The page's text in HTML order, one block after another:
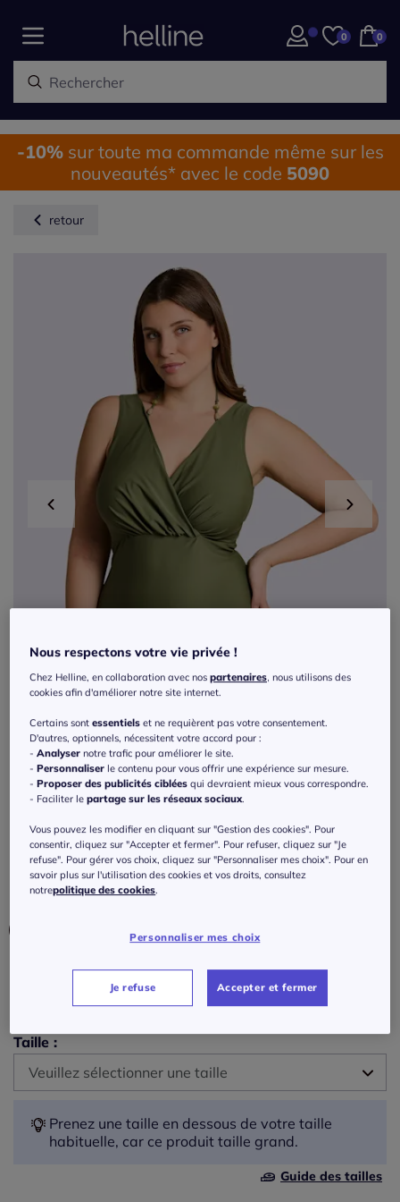
0 0
-10%sur toute ma commande même sur les
nouveautés* avec le code 5090
retour
Exclu web
Maillot de bain
Réf : 511.104.010
Couleur :vert olive
B
Taille :
Veuillez sélectionner une taille
42 -Prenez une taille en dessous de votre taille
habituelle, car ce produit taille grand.
Guide des tailles
Nous respectons votre vie privée !
Chez Helline, en collaboration avec nospartenaires, nous utilisons des
cookies afin d'améliorer notre site internet.
Certains sontessentiels et ne requièrent pas votre consentement.
D'autres, optionnels, nécessitent votre accord pour :
-Analyser notre trafic pour améliorer le site.
-Personnaliser le contenu pour vous offrir une expérience sur mesure.
-Proposer des publicités ciblées qui devraient mieux vous correspondre.
- Faciliter lepartage sur les réseaux sociaux.
Vous pouvez les modifier en cliquant sur "Gestion des cookies". Pour
consentir, cliquez sur "Accepter et fermer". Pour refuser, cliquez sur "Je
refuse". Pour gérer vos choix, cliquez sur "Personnaliser mes choix". Pour en
savoir plus sur l'utilisation des cookies et vos droits, consultez
notrepolitique des cookies.
Personnaliser mes choix
Je refuse Accepter et fermer